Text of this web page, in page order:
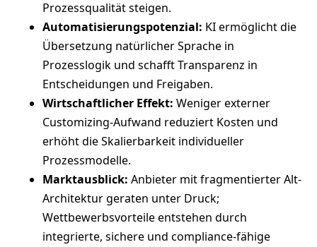
Prozessqualität steigen.
Automatisierungspotenzial: KI ermöglicht die
Übersetzung natürlicher Sprache in
Prozesslogik und schafft Transparenz in
Entscheidungen und Freigaben.
Wirtschaftlicher Effekt: Weniger externer
Customizing-Aufwand reduziert Kosten und
erhöht die Skalierbarkeit individueller
Prozessmodelle.
Marktausblick: Anbieter mit fragmentierter Alt-
Architektur geraten unter Druck;
Wettbewerbsvorteile entstehen durch
integrierte, sichere und compliance-fähige